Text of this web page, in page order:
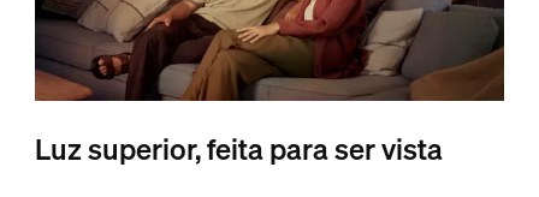
Luz superior, feita para ser vista